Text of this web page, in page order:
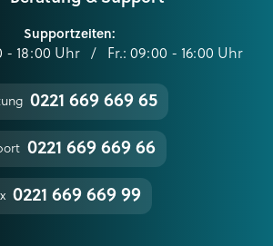
Supportzeiten:
- 18:00 Uhr / Fr.: 09:00 - 16:00 Uhr
0221 669 669 65
0221 669 669 66
0221 669 669 99